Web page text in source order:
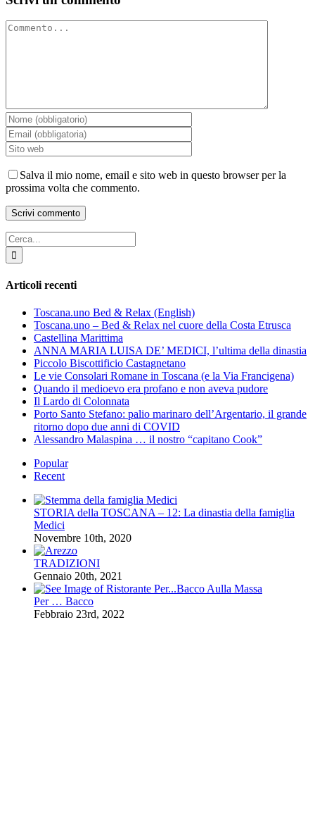
Commento
Salva il mio nome, email e sito web in questo browser per la
prossima volta che commento.
Cerca
per:
Articoli recenti
Toscana.uno Bed & Relax (English)
Toscana.uno – Bed & Relax nel cuore della Costa Etrusca
Castellina Marittima
ANNA MARIA LUISA DE’ MEDICI, l’ultima della dinastia
Piccolo Biscottificio Castagnetano
Le vie Consolari Romane in Toscana (e la Via Francigena)
Quando il medioevo era profano e non aveva pudore
Il Lardo di Colonnata
Porto Santo Stefano: palio marinaro dell’Argentario, il grande
ritorno dopo due anni di COVID
Alessandro Malaspina … il nostro “capitano Cook”
Popular
Recent
STORIA della TOSCANA – 12: La dinastia della famiglia
Medici
Novembre 10th, 2020
TRADIZIONI
Gennaio 20th, 2021
Per … Bacco
Febbraio 23rd, 2022